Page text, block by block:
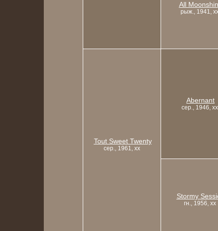
All
рыж., 1941,
Tout Sweet Twenty
сер., 1961, xx
Abernant
сер., 1946, xx
Stormy
гн., 1956, xx